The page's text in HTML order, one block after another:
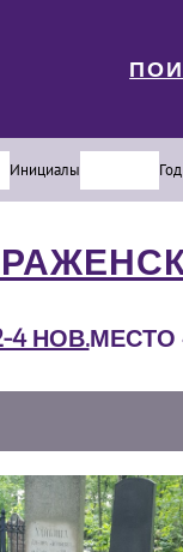
Инициалы
4 НОВ.МЕСТО